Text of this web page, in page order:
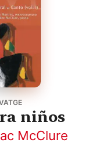
niños
McClure